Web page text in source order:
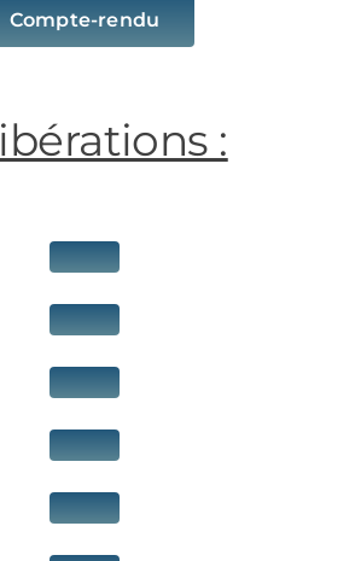
Compte-rendu
: